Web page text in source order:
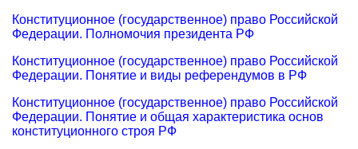
Конституционное (государственное) право Российской
Федерации. Полномочия президента РФ
Конституционное (государственное) право Российской
Федерации. Понятие и виды референдумов в РФ
Конституционное (государственное) право Российской
Федерации. Понятие и общая характеристика основ
конституционного строя РФ